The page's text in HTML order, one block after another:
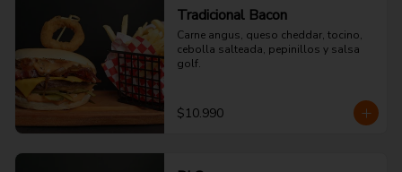
Tradicional Bacon
Carne angus, queso cheddar, tocino,
cebolla salteada, pepinillos y salsa
golf.
$10.990